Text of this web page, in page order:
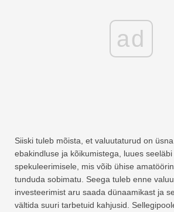
ad
Siiski tuleb mõista, et valuutaturud on
ebakindluse ja kõikumistega, luues
spekuleerimisele, mis võib ühise
tunduda sobimatu. Seega tuleb enne
investeerimist aru saada dünaamikast ja
vältida suuri tarbetuid kahjusid.